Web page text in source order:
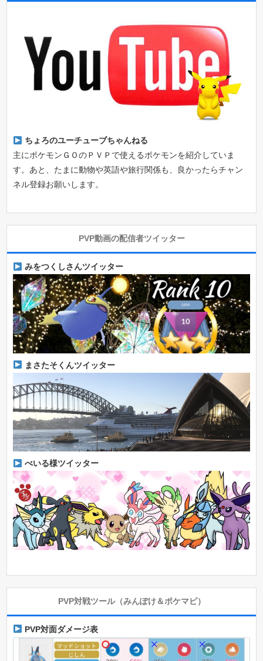
ちょろのユーチューブちゃんねる
主にポケモンＧＯのＰＶＰで使えるポケモンを紹介していま
す。あと、たまに動物や英語や旅行関係も、良かったらチャン
ネル登録お願いします。
PVP動画の配信者ツイッター
みをつくしさんツイッター
まさたそくんツイッター
べいる様ツイッター
PVP対戦ツール（みんぽけ＆ポケマピ）
PVP対面ダメージ表